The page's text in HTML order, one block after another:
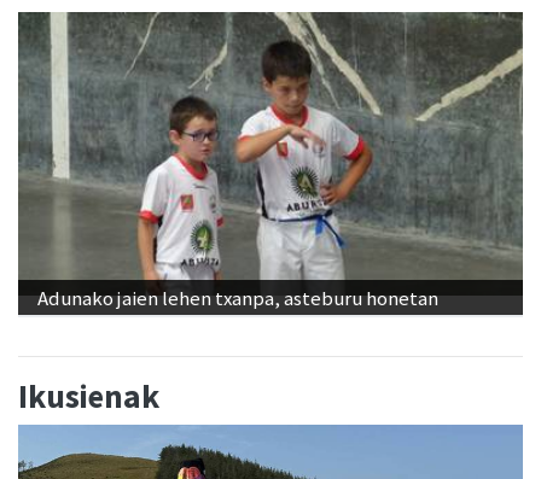
Adunako jaien lehen txanpa, asteburu honetan
Ikusienak